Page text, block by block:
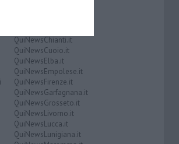
QuiNewsChianti.it
QuiNewsCuoio.it
QuiNewsElba.it
QuiNewsEmpolese.it
QuiNewsFirenze.it
QuiNewsGarfagnana.it
QuiNewsGrosseto.it
QuiNewsLivorno.it
QuiNewsLucca.it
QuiNewsLunigiana.it